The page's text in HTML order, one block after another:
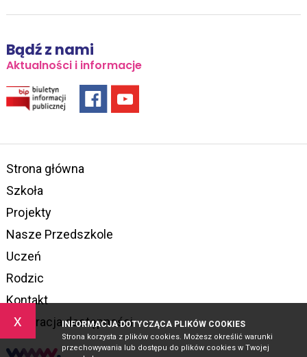
x INFORMACJA DOTYCZĄCA PLIKÓW COOKIES
Strona korzysta z plików cookies. Możesz określić warunki
przechowywania lub dostępu do plików cookies w Twojej
Bądź z nami
Aktualności i informacje
Strona główna
Szkoła
Projekty
Nasze Przedszkole
Uczeń
Rodzic
Kontakt
Deklaracja dostępności